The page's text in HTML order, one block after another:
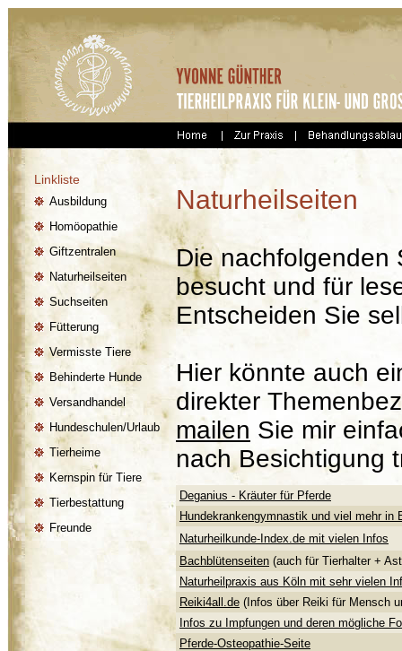
Linkliste
Ausbildung
Homöopathie
Giftzentralen
Naturheilseiten
Suchseiten
Fütterung
Vermisste Tiere
Behinderte Hunde
Versandhandel
Hundeschulen/Urlaub
Tierheime
Kernspin für Tiere
Tierbestattung
Freunde
Naturheilseiten
Die nachfolgenden
besucht und für
Entscheiden Sie
Hier könnte auch
direkter
mailen Sie mir
nach Besichtigung
Deganius - Kräuter für Pferde
Hundekrankengymnastik und viel mehr in
Naturheilkunde-Index.de mit vielen Infos
Bachblütenseiten (auch für Tierhalter +
Naturheilpraxis aus Köln mit sehr vielen
Reiki4all.de (Infos über Reiki für Mensch
Infos zu Impfungen und deren mögliche
Pferde-Osteopathie-Seite